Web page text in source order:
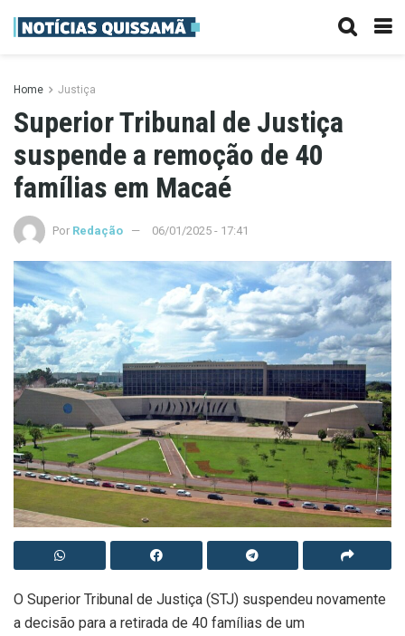
Home Justiça
Superior Tribunal de Justiça
suspende a remoção de 40
famílias em Macaé
Por Redação 06/01/2025 - 17:41
O Superior Tribunal de Justiça (STJ) suspendeu novamente
a decisão para a retirada de 40 famílias de um